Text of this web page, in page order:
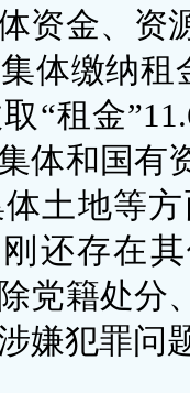
资金、资
体缴纳
“租金
体和国有
土地等
还存在
党籍处分
嫌犯罪问